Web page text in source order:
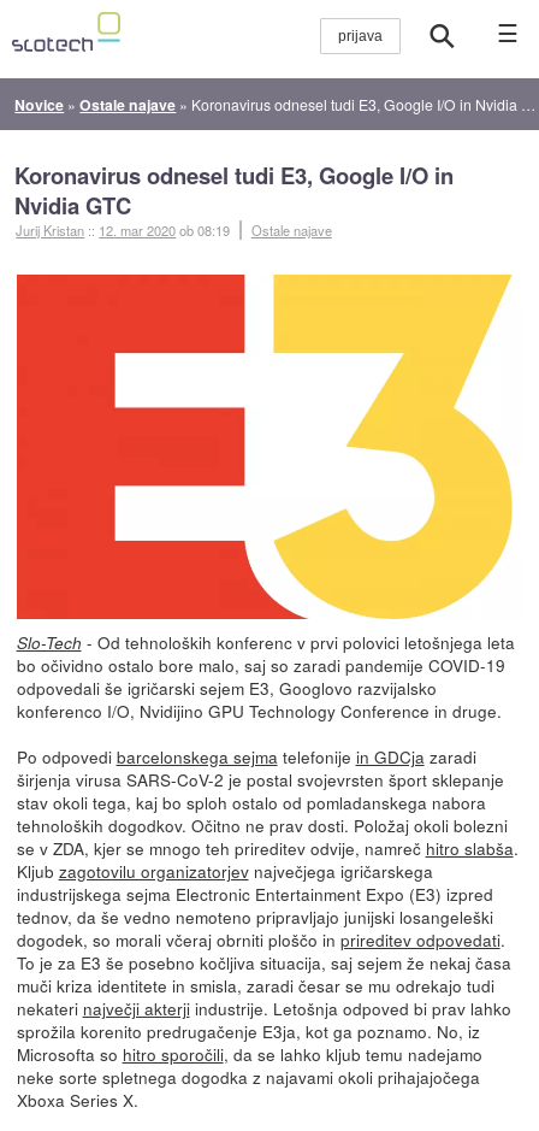
☰
Novice »Ostale najave » Koronavirus odnesel tudi E3, Google I/O in Nvidia GTC
Koronavirus odnesel tudi E3, Google I/O in
Nvidia GTC
Jurij Kristan :: 12. mar 2020ob 08:19 Ostale najave
Slo-Tech - Od tehnoloških konferenc v prvi polovici letošnjega leta
bo očividno ostalo bore malo, saj so zaradi pandemije COVID-19
odpovedali še igričarski sejem E3, Googlovo razvijalsko
konferenco I/O, Nvidijino GPU Technology Conference in druge.
Po odpovedi barcelonskega sejma telefonije in GDCja zaradi
širjenja virusa SARS-CoV-2 je postal svojevrsten šport sklepanje
stav okoli tega, kaj bo sploh ostalo od pomladanskega nabora
tehnoloških dogodkov. Očitno ne prav dosti. Položaj okoli bolezni
se v ZDA, kjer se mnogo teh prireditev odvije, namreč hitro slabša.
Kljub zagotovilu organizatorjevnajvečjega igričarskega
industrijskega sejma Electronic Entertainment Expo (E3) izpred
tednov, da še vedno nemoteno pripravljajo junijski losangeleški
dogodek, so morali včeraj obrniti ploščo in prireditev odpovedati.
To je za E3 še posebno kočljiva situacija, saj sejem že nekaj časa
muči kriza identitete in smisla, zaradi česar se mu odrekajo tudi
nekateri največji akterjiindustrije. Letošnja odpoved bi prav lahko
sprožila korenito predrugačenje E3ja, kot ga poznamo. No, iz
Microsofta so hitro sporočili, da se lahko kljub temu nadejamo
neke sorte spletnega dogodka z najavami okoli prihajajočega
Xboxa Series X.